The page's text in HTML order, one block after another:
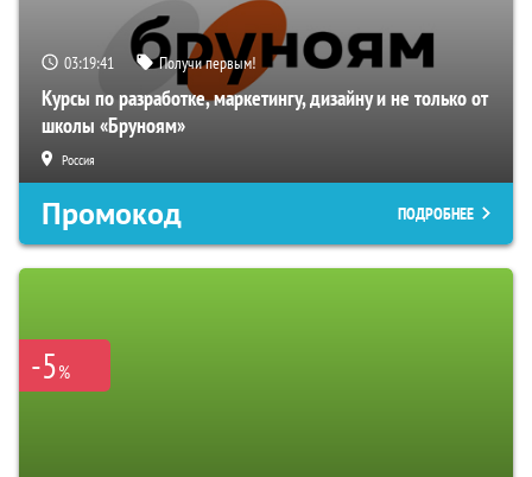
03:19:40 Получи первым!
Курсы по разработке, маркетингу, дизайну и не только от
школы «Бруноям»
Россия
Промокод ПОДРОБНЕЕ
-5%